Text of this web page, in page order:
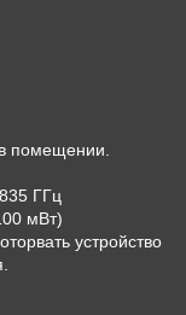
помещении.
ГГц
мВт)
устройство